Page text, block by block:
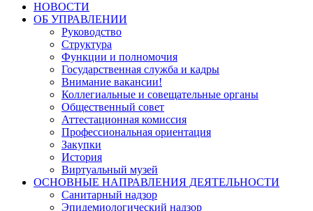
НОВОСТИ
ОБ УПРАВЛЕНИИ
Руководство
Структура
Функции и полномочия
Государственная служба и кадры
Внимание вакансии!
Коллегиальные и совещательные органы
Общественный совет
Аттестационная комиссия
Профессиональная ориентация
Закупки
История
Виртуальный музей
ОСНОВНЫЕ НАПРАВЛЕНИЯ ДЕЯТЕЛЬНОСТИ
Санитарный надзор
Эпидемиологический надзор